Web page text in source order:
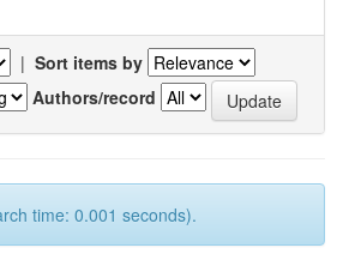
| Sort items by
Authors/record
time: 0.001 seconds).